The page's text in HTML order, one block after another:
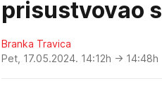
prisustvovao
Branka Travica
Pet, 17.05.2024. 14:12h → 14:48h